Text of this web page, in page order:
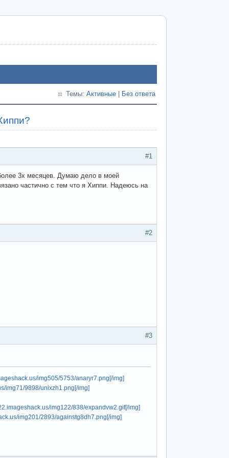
Темы: Активные Без ответа
#1
3х месяцев. Думаю дело в моей
частично с тем что я Хиппи. Надеюсь на
#2
#3
img505/5753/anaryr7.png[/img]
img71/9898/unixzh1.png[/img]
img122/838/expandvw2.gif[/img]
img201/2893/againstg8dh7.png[/img]